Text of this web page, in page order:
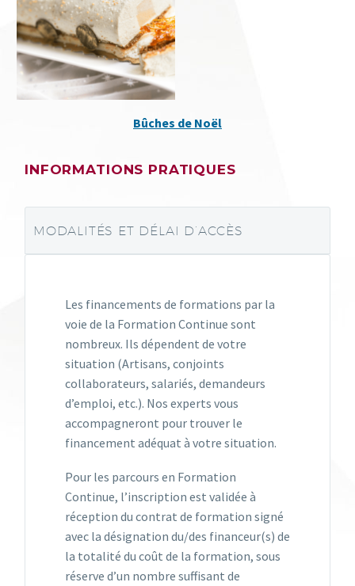
Bûches de Noël
INFORMATIONS PRATIQUES
MODALITÉS ET DÉLAI D’ACCÈS
Les financements de formations par la
voie de la Formation Continue sont
nombreux. Ils dépendent de votre
situation (Artisans, conjoints
collaborateurs, salariés, demandeurs
d’emploi, etc.). Nos experts vous
accompagneront pour trouver le
financement adéquat à votre situation.
Pour les parcours en Formation
Continue, l’inscription est validée à
réception du contrat de formation signé
avec la désignation du/des financeur(s) de
la totalité du coût de la formation, sous
réserve d’un nombre suffisant de